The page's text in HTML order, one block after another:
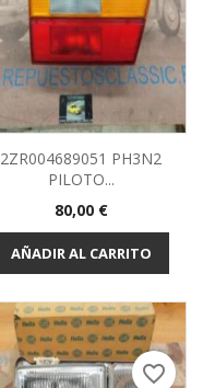
2ZR004689051 PH3N2
PILOTO...
Precio
80,00 €
AÑADIR AL CARRITO
favorite_border